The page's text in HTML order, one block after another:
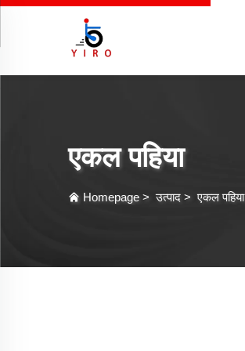
एकल पहिया
Homepage >उत्पाद >एकल पहिया